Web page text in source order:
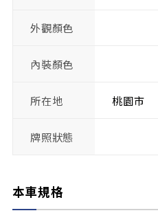
外觀顏色
內裝顏色
所在地 桃園市
牌照狀態
本車規格